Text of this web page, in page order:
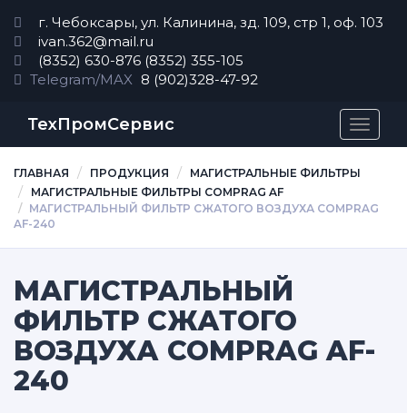
г. Чебоксары, ул. Калинина, зд. 109, стр 1, оф. 103
ivan.362@mail.ru
(8352) 630-876 (8352) 355-105
Telegram/MAX 8 (902)328-47-92
ТехПромСервис
ГЛАВНАЯ ПРОДУКЦИЯ
МАГИСТРАЛЬНЫЕ ФИЛЬТРЫ
МАГИСТРАЛЬНЫЕ ФИЛЬТРЫ COMPRAG AF
МАГИСТРАЛЬНЫЙ ФИЛЬТР СЖАТОГО ВОЗДУХА COMPRAG
AF-240
МАГИСТРАЛЬНЫЙ
ФИЛЬТР СЖАТОГО
ВОЗДУХА COMPRAG AF-
240